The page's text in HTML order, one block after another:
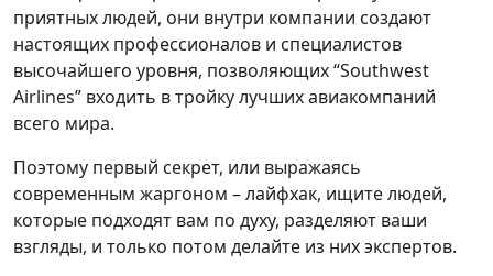
приятных людей, они внутри компании создают
настоящих профессионалов и специалистов
высочайшего уровня, позволяющих “Southwest
Airlines” входить в тройку лучших авиакомпаний
всего мира.
Поэтому первый секрет, или выражаясь
современным жаргоном – лайфхак, ищите людей,
которые подходят вам по духу, разделяют ваши
взгляды, и только потом делайте из них экспертов.